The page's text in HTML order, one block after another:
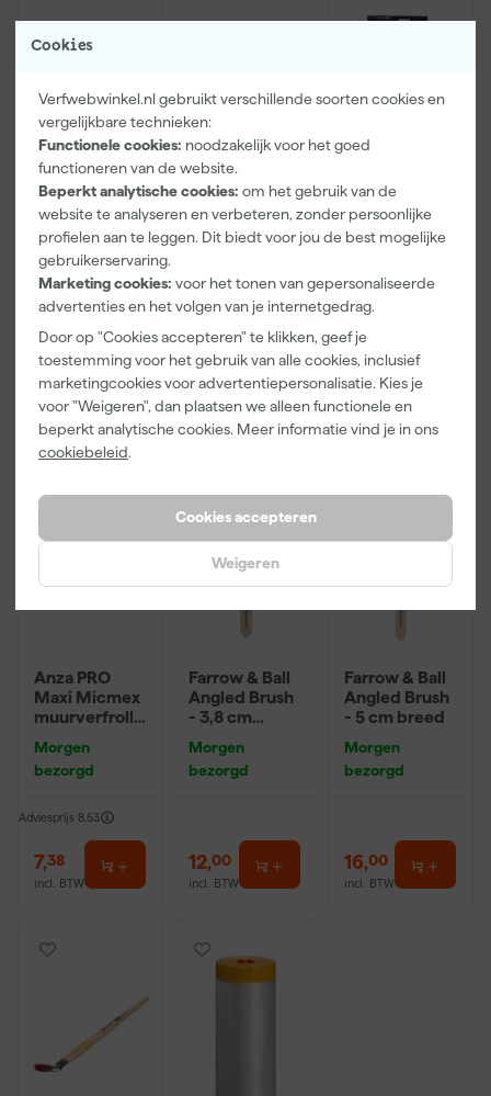
Cookies
Verfwebwinkel.nl gebruikt verschillende soorten cookies en
vergelijkbare technieken:
Functionele cookies: noodzakelijk voor het goed
functioneren van de website.
Beperkt analytische cookies: om het gebruik van de
website te analyseren en verbeteren, zonder persoonlijke
profielen aan te leggen. Dit biedt voor jou de best mogelijke
gebruikerservaring.
Marketing cookies: voor het tonen van gepersonaliseerde
advertenties en het volgen van je internetgedrag.
Door op "Cookies accepteren" te klikken, geef je
toestemming voor het gebruik van alle cookies, inclusief
marketingcookies voor advertentiepersonalisatie. Kies je
voor "Weigeren", dan plaatsen we alleen functionele en
beperkt analytische cookies. Meer informatie vind je in ons
cookiebeleid.
Cookies accepteren
Weigeren
Farrow & Ball
F&B
Kleurenwaaie
r
Morgen
bezorgd
22,00
incl. BTW
Klingspor
Schuurblok
100X70X25m
P220
bezorgd
1,39
incl. BTW
Farrow & Ball
9" Verfbeugel
met Roller
bezorgd
18,00
incl. BTW
Anza PRO
Maxi Micmex
muurverfrolle
Morgen
bezorgd
Adviesprijs 8,53
7,38
incl. BTW
Farrow & Ball
Angled Brush
- 3,8 cm
Morgen
bezorgd
12,00
incl. BTW
Farrow & Ball
Angled Brush
- 5 cm breed
Morgen
bezorgd
16,00
incl. BTW